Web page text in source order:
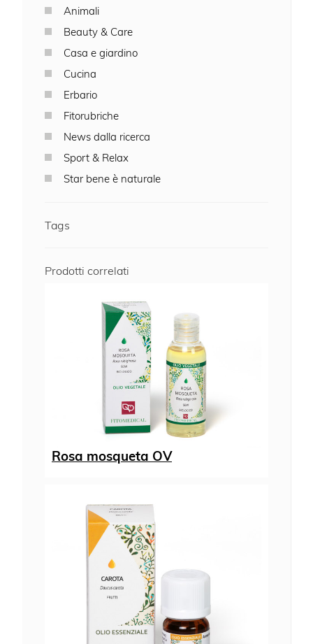
Animali
Beauty & Care
Casa e giardino
Cucina
Erbario
Fitorubriche
News dalla ricerca
Sport & Relax
Star bene è naturale
Tags
Prodotti correlati
Rosa mosqueta OV